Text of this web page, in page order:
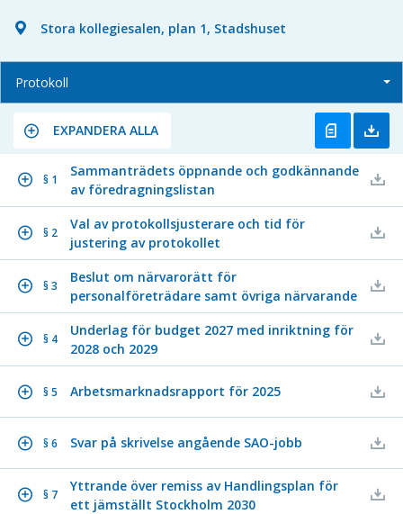
Stora kollegiesalen, plan 1, Stadshuset
Protokoll
EXPANDERA ALLA
§ 1
Sammanträdets öppnande och godkännande
av föredragningslistan
§ 2
Val av protokollsjusterare och tid för
justering av protokollet
§ 3
Beslut om närvarorätt för
personalföreträdare samt övriga närvarande
§ 4
Underlag för budget 2027 med inriktning för
2028 och 2029
§ 5 Arbetsmarknadsrapport för 2025
§ 6 Svar på skrivelse angående SAO-jobb
§ 7
Yttrande över remiss av Handlingsplan för
ett jämställt Stockholm 2030